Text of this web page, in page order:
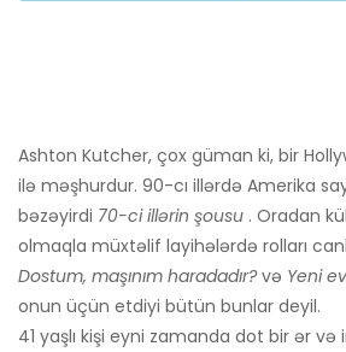
Ashton Kutcher, çox güman ki, bir
ilə məşhurdur. 90-cı illərdə Amerika
bəzəyirdi 70-ci illərin şousu . Oradan
olmaqla müxtəlif layihələrdə rolları
Dostum, maşınım haradadır?və Yeni
onun üçün etdiyi bütün bunlar deyil.
41 yaşlı kişi eyni zamanda dot bir ər və